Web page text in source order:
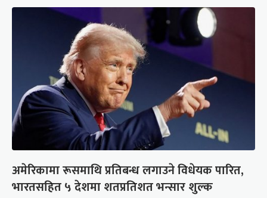
अमेरिकामा रूसमाथि प्रतिबन्ध लगाउने विधेयक पारित,
भारतसहित ५ देशमा शतप्रतिशत भन्सार शुल्क